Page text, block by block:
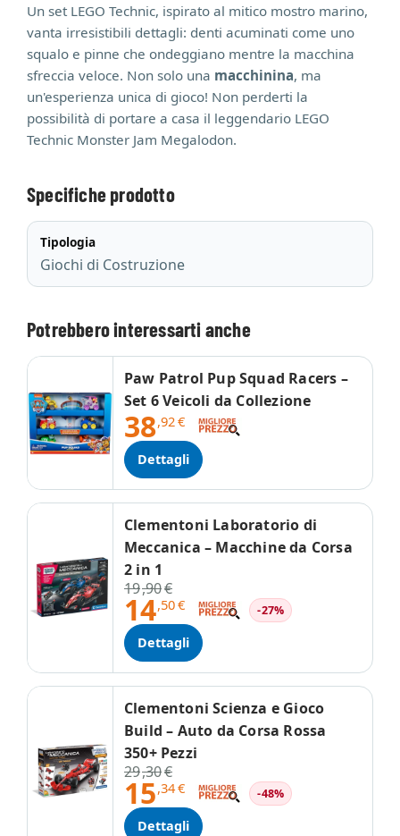
Un set LEGO Technic, ispirato al mitico mostro marino,
vanta irresistibili dettagli: denti acuminati come uno
squalo e pinne che ondeggiano mentre la macchina
sfreccia veloce. Non solo una macchinina, ma
un'esperienza unica di gioco! Non perderti la
possibilità di portare a casa il leggendario LEGO
Technic Monster Jam Megalodon.
Specifiche prodotto
Tipologia
Giochi di Costruzione
Potrebbero interessarti anche
Paw Patrol Pup Squad Racers –
Set 6 Veicoli da Collezione
38,92€
Dettagli
Clementoni Laboratorio di
Meccanica – Macchine da Corsa
2 in 1
19,90€
14,50€ -27%
Dettagli
Clementoni Scienza e Gioco
Build – Auto da Corsa Rossa
350+ Pezzi
29,30€
15,34€ -48%
Dettagli